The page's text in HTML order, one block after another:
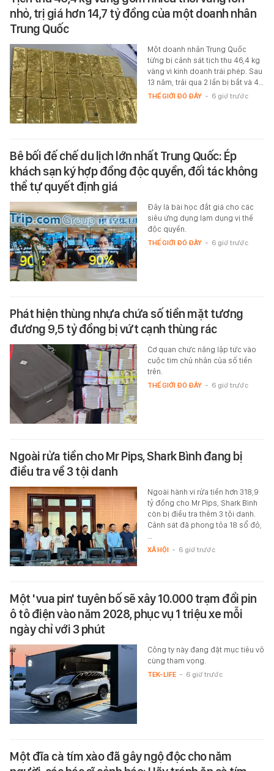
nhỏ, trị giá hơn 14,7 tỷ đồng của một doanh nhân
Trung Quốc
Một doanh nhân Trung Quốc
từng bị cảnh sát tịch thu 46,4 kg
vàng vì kinh doanh trái phép. Sau
13 năm, trải qua 2 lần bị bắt và 4…
THẾ GIỚI ĐÓ ĐÂY - 6 giờ trước
Bê bối đế chế du lịch lớn nhất Trung Quốc: Ép
khách sạn ký hợp đồng độc quyền, đối tác không
thể tự quyết định giá
Đây là bài học đắt giá cho các
siêu ứng dụng lạm dụng vị thế
độc quyền.
THẾ GIỚI ĐÓ ĐÂY - 6 giờ trước
Phát hiện thùng nhựa chứa số tiền mặt tương
đương 9,5 tỷ đồng bị vứt cạnh thùng rác
Cơ quan chức năng lập tức vào
cuộc tìm chủ nhân của số tiền
trên.
THẾ GIỚI ĐÓ ĐÂY - 6 giờ trước
Ngoài rửa tiền cho Mr Pips, Shark Bình đang bị
điều tra về 3 tội danh
Ngoài hành vi rửa tiền hơn 318,9
tỷ đồng cho Mr Pips, Shark Bình
còn bị điều tra thêm 3 tội danh.
Cảnh sát đã phong tỏa 18 sổ đỏ,
…
XÃ HỘI - 6 giờ trước
Một 'vua pin' tuyên bố sẽ xây 10.000 trạm đổi pin
ô tô điện vào năm 2028, phục vụ 1 triệu xe mỗi
ngày chỉ với 3 phút
Công ty này đang đặt mục tiêu vô
cùng tham vọng.
TEK-LIFE - 6 giờ trước
Một đĩa cà tím xào đã gây ngộ độc cho năm